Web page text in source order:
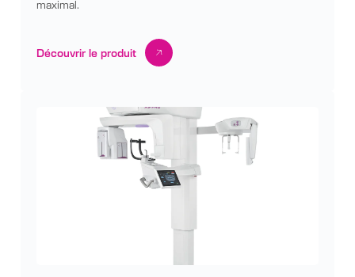
maximal.
Découvrir le produit